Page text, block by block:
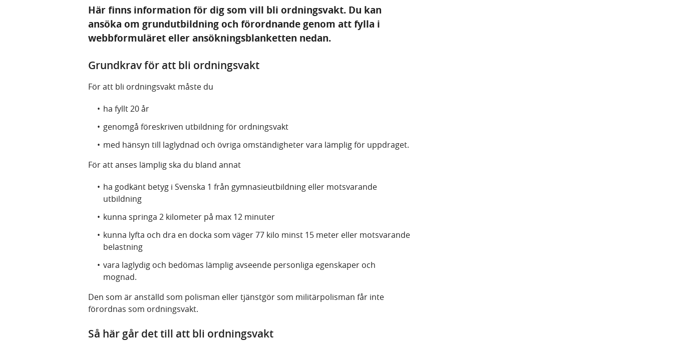
Här finns information för dig som vill bli ordningsvakt. Du kan
ansöka om grundutbildning och förordnande genom att fylla i
webbformuläret eller ansökningsblanketten nedan.
Grundkrav för att bli ordningsvakt
För att bli ordningsvakt måste du
ha fyllt 20 år
genomgå föreskriven utbildning för ordningsvakt
med hänsyn till laglydnad och övriga omständigheter vara lämplig för uppdraget.
För att anses lämplig ska du bland annat
ha godkänt betyg i Svenska 1 från gymnasieutbildning eller motsvarande
utbildning
kunna springa 2 kilometer på max 12 minuter
kunna lyfta och dra en docka som väger 77 kilo minst 15 meter eller motsvarande
belastning
vara laglydig och bedömas lämplig avseende personliga egenskaper och
mognad.
Den som är anställd som polisman eller tjänstgör som militärpolisman får inte
förordnas som ordningsvakt.
Så här går det till att bli ordningsvakt